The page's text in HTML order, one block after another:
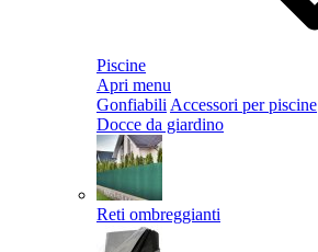
Piscine
Apri menu
Gonfiabili Accessori per piscine
Docce da giardino
Reti ombreggianti